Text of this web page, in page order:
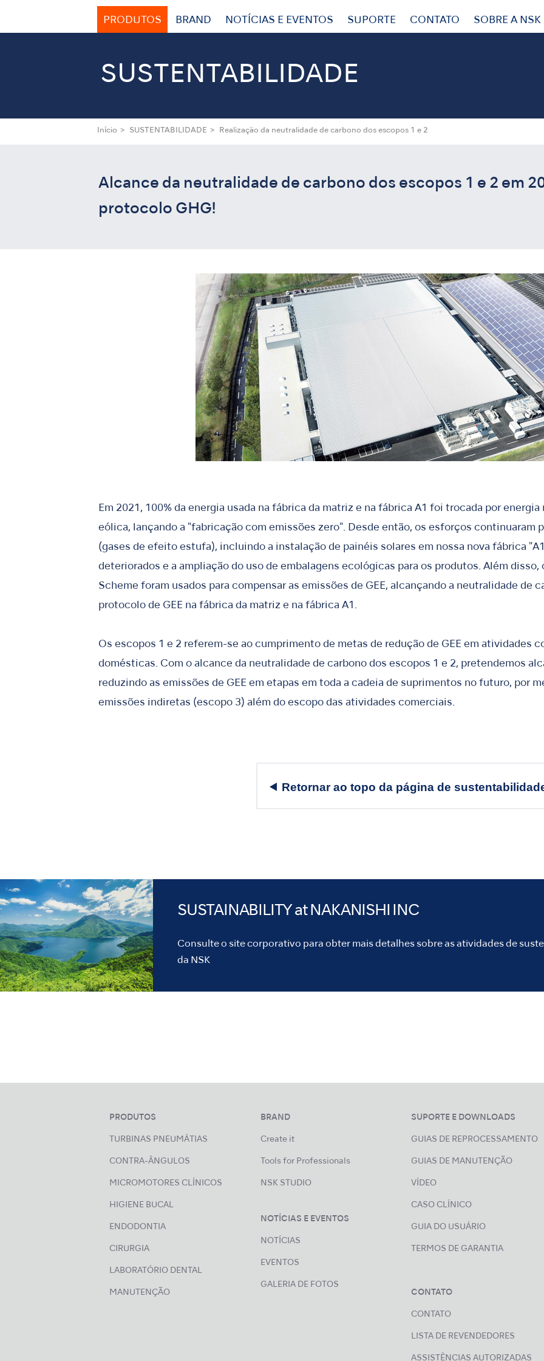
PRODUTOS BRAND NOTÍCIAS E EVENTOS SUPORTE CONTATO SOBRE A NSK
SUSTENTABILIDADE
Início SUSTENTABILIDADE Realização da neutralidade de carbono dos escopos 1 e 2
Alcance da neutralidade de carbono dos escopos 1 e 2 em
protocolo GHG!
Em 2021, 100% da energia usada na fábrica da matriz e na fábrica A1 foi trocada por
eólica, lançando a "fabricação com emissões zero". Desde então, os esforços continuaram
(gases de efeito estufa), incluindo a instalação de painéis solares em nossa nova fábrica
deteriorados e a ampliação do uso de embalagens ecológicas para os produtos. Além
Scheme foram usados para compensar as emissões de GEE, alcançando a neutralidade de
protocolo de GEE na fábrica da matriz e na fábrica A1.
Os escopos 1 e 2 referem-se ao cumprimento de metas de redução de GEE em atividades
domésticas. Com o alcance da neutralidade de carbono dos escopos 1 e 2, pretendemos
reduzindo as emissões de GEE em etapas em toda a cadeia de suprimentos no futuro, por
emissões indiretas (escopo 3) além do escopo das atividades comerciais.
Retornar ao topo da página de
SUSTAINABILITY at NAKANISHI INC
Consulte o site corporativo para obter mais detalhes sobre as atividades de
da NSK
PRODUTOS
TURBINAS PNEUMÁTIAS
CONTRA-ÂNGULOS
MICROMOTORES CLÍNICOS
HIGIENE BUCAL
ENDODONTIA
CIRURGIA
LABORATÓRIO DENTAL
MANUTENÇÃO
BRAND
Create it
Tools for Professionals
NSK STUDIO
NOTÍCIAS E EVENTOS
NOTÍCIAS
EVENTOS
GALERIA DE FOTOS
SUPORTE E DOWNLOADS
GUIAS DE REPROCESSAMENTO
GUIAS DE MANUTENÇÃO
VÍDEO
CASO CLÍNICO
GUIA DO USUÁRIO
TERMOS DE GARANTIA
CONTATO
CONTATO
LISTA DE REVENDEDORES
ASSISTÊNCIAS AUTORIZADAS